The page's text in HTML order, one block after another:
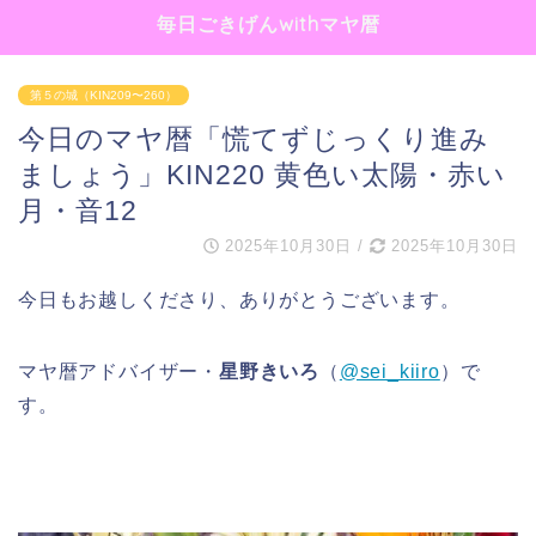
毎日ごきげんwithマヤ暦
第５の城（KIN209〜260）
今日のマヤ暦「慌てずじっくり進み
ましょう」KIN220 黄色い太陽・赤い
月・音12
2025年10月30日 / 2025年10月30日
今日もお越しくださり、ありがとうございます。
マヤ暦アドバイザー・ 星野きいろ （ @sei_kiiro）で
す。